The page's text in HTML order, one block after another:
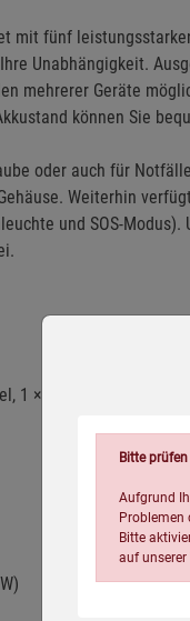
mit fünf
Unabhängigkeit.
mehrerer Geräte
können Sie
oder auch für
Weiterhin
und SOS-
1 × kabellos)!
Bitte
Aufgrund
Problemen
Bitte
auf unserer